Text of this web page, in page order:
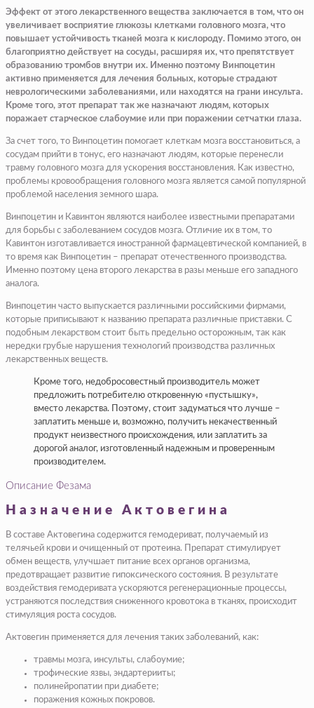
Эффект от этого лекарственного вещества заключается в том, что он
увеличивает восприятие глюкозы клетками головного мозга, что
повышает устойчивость тканей мозга к кислороду. Помимо этого, он
благоприятно действует на сосуды, расширяя их, что препятствует
образованию тромбов внутри их. Именно поэтому Винпоцетин
активно применяется для лечения больных, которые страдают
неврологическими заболеваниями, или находятся на грани инсульта.
Кроме того, этот препарат так же назначают людям, которых
поражает старческое слабоумие или при поражении сетчатки глаза.
За счет того, то Винпоцетин помогает клеткам мозга восстановиться, а
сосудам прийти в тонус, его назначают людям, которые перенесли
травму головного мозга для ускорения восстановления. Как известно,
проблемы кровообращения головного мозга является самой популярной
проблемой населения земного шара.
Винпоцетин и Кавинтон являются наиболее известными препаратами
для борьбы с заболеванием сосудов мозга. Отличие их в том, то
Кавинтон изготавливается иностранной фармацевтической компанией, в
то время как Винпоцетин – препарат отечественного производства.
Именно поэтому цена второго лекарства в разы меньше его западного
аналога.
Винпоцетин часто выпускается различными российскими фирмами,
которые приписывают к названию препарата различные приставки. С
подобным лекарством стоит быть предельно осторожным, так как
нередки грубые нарушения технологий производства различных
лекарственных веществ.
Кроме того, недобросовестный производитель может
предложить потребителю откровенную «пустышку»,
вместо лекарства. Поэтому, стоит задуматься что лучше –
заплатить меньше и, возможно, получить некачественный
продукт неизвестного происхождения, или заплатить за
дорогой аналог, изготовленный надежным и проверенным
производителем.
Описание Фезама
Назначение Актовегина
В составе Актовегина содержится гемодериват, получаемый из
телячьей крови и очищенный от протеина. Препарат стимулирует
обмен веществ, улучшает питание всех органов организма,
предотвращает развитие гипоксического состояния. В результате
воздействия гемодеривата ускоряются регенерационные процессы,
устраняются последствия сниженного кровотока в тканях, происходит
стимуляция роста сосудов.
Актовегин применяется для лечения таких заболеваний, как:
травмы мозга, инсульты, слабоумие;
трофические язвы, эндартерииты;
полинейропатии при диабете;
поражения кожных покровов.